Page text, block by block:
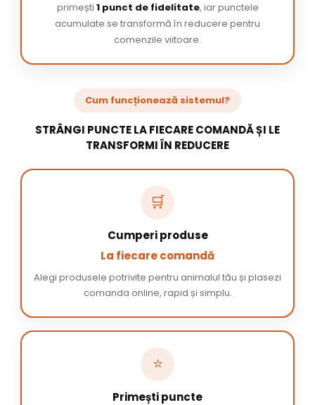
primești 1 punct de fidelitate, iar punctele
acumulate se transformă în reducere pentru
comenzile viitoare.
Cum funcționează sistemul?
STRÂNGI PUNCTE LA FIECARE COMANDĂ ȘI LE
TRANSFORMI ÎN REDUCERE
🛒
Cumperi produse
La fiecare comandă
Alegi produsele potrivite pentru animalul tău și plasezi
comanda online, rapid și simplu.
⭐
Primești puncte